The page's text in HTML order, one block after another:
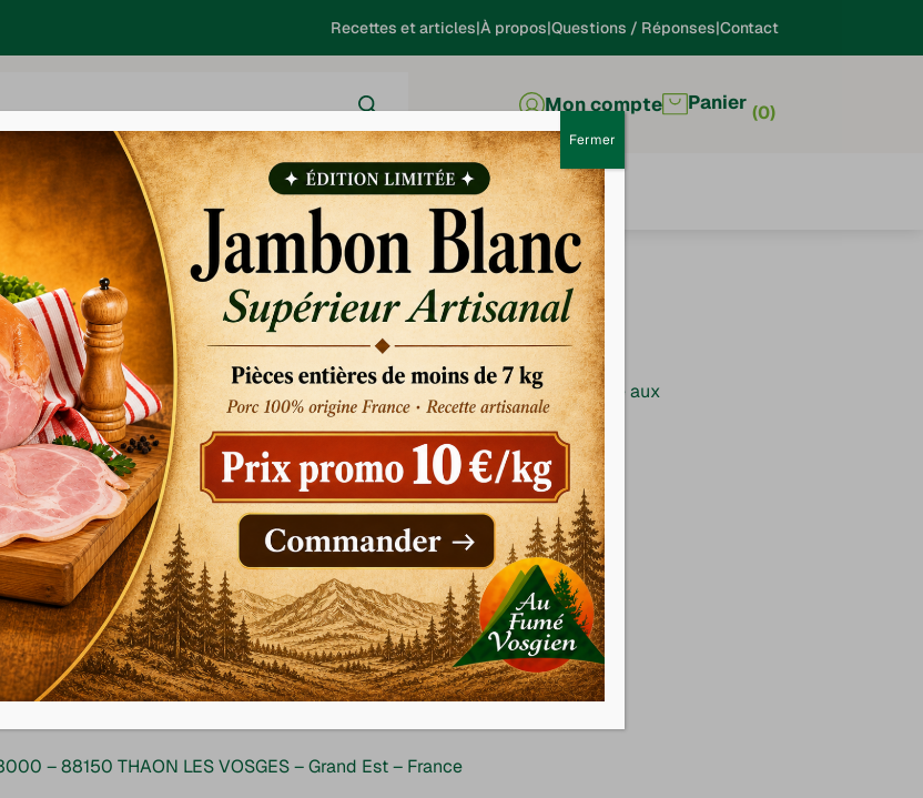
Recettes et articles À propos Questions / Réponses Contact
Mon compte Panier 0
SalaisonSaucisses - ChoucrouteBarbecue
du 21 juin 2004pour la confiance dans l’économie numérique, il est précisé aux
l’identité des différents intervenants dans le cadre de sa
SAS
THAON LES VOSGES – Grand Est – France.
VOSGIEN SAS au capital social de 106 714.31€
– 88150 THAON LES VOSGES – Grand Est – France
Fermer